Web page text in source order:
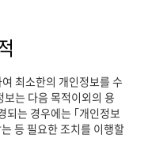
최소한의 개인정보를 수
는 다음 목적이외의 용
되는 경우에는 ｢개인정보
등 필요한 조치를 이행할